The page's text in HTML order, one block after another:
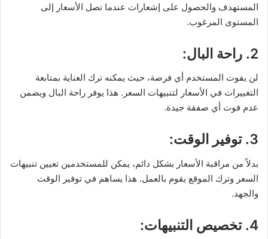
المستهدف والحصول على إشعارات عندما تصل الأسعار إلى
المستوى المرغوب.
2. راحة البال :
لن يفوت المستخدم أي فرصة، حيث يمكنه ترك العناية بمتابعة
التغييرات في الأسعار لتنبيهات السعر. هذا يوفر راحة البال ويضمن
عدم فوت أي صفقة جيدة.
3. توفير الوقت :
بدلاً من مراقبة الأسعار بشكل دائم، يمكن للمستخدمين تعيين تنبيهات
السعر وترك الموقع يقوم بالعمل. هذا يساهم في توفير الوقت
والجهد.
4. تخصيص التنبيهات :